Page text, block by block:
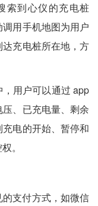
索到心仪的充电桩
用手机地图为用户
充电桩所在地，方
用户可以通过 app
、已充电量、剩余
电的开始、暂停和
。
支付方式，如微信